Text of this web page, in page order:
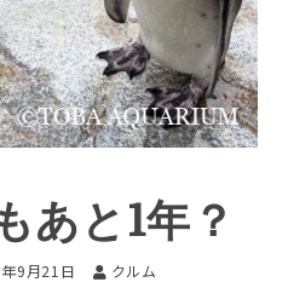
あと1年？
9月21日 クルム